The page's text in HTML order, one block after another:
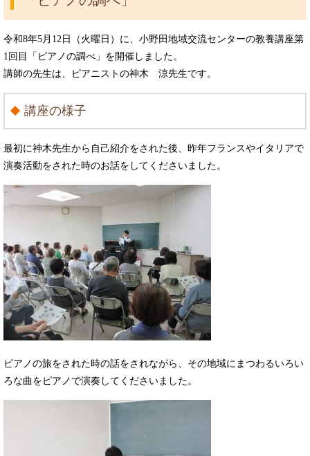
令和8年5月12日（火曜日）に、小野田地域交流センターの教養講座第
1回目「ピアノの調べ」を開催しました。
講師の先生は、ピアニストの神木 涼先生です。
講座の様子
最初に神木先生から自己紹介をされた後、昨年フランスやイタリアで
演奏活動をされた時のお話をしてくださいました。
ピアノの旅をされた時の話をされながら、その地域にまつわるいろい
ろな曲をピアノで演奏してくださいました。